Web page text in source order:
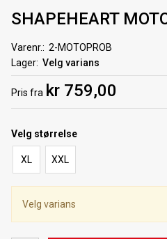
SHAPEHEART
Varenr.
2-MOTOPROB
Lager Velg varians
Pris fra kr 759,00
Velg størrelse
XL XXL
Velg varians